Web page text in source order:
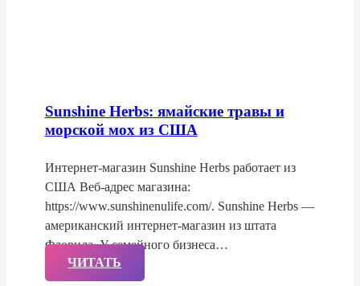
Sunshine Herbs: ямайские травы и
морской мох из США
Интернет-магазин Sunshine Herbs работает из
США Веб-адрес магазина:
https://www.sunshinenulife.com/. Sunshine Herbs —
американский интернет-магазин из штата
Флорида. У семейного бизнеса…
ЧИТАТЬ